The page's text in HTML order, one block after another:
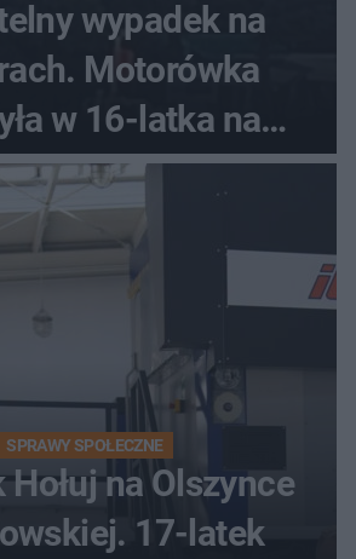
wypadek na
Motorówka
w 16-latka na
skuterze
SPRAWY SPOŁECZNE
na Olszynce
17-latek